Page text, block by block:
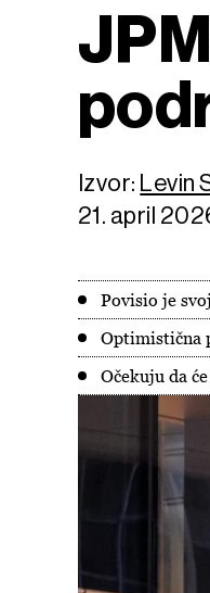
Izvor: Levin
21. april
Povisio je
Optimistična
Očekuju da